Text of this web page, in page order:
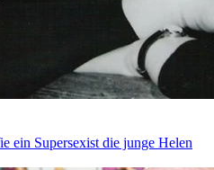
ein Supersexist die junge Helen